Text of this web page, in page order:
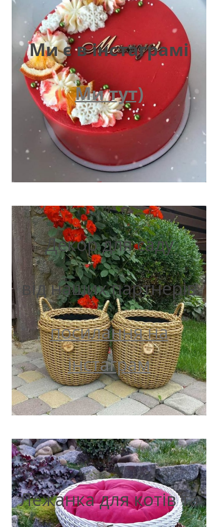
Ми є в інстаграмі
Ми тут)
Декор для саду
від наших партнерів
посилання на
інстаграм
Лежанка для котів та